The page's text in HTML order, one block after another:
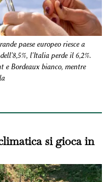
paese europeo riesce a
l'Italia perde il 6,2%.
e Bordeaux bianco, mentre
si gioca in